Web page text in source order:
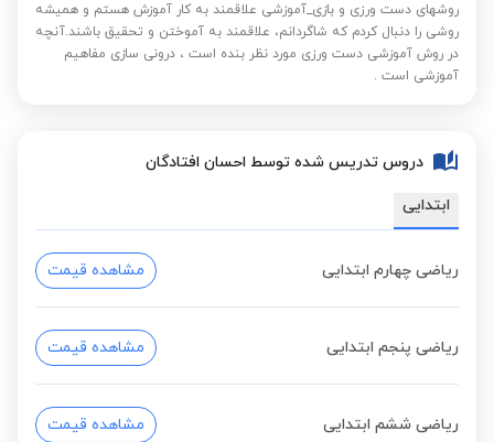
روشهای دست ورزی و بازی_آموزشی علاقمند به کار آموزش هستم و همیشه
روشی را دنبال کردم که شاگردانم، علاقمند به آموختن و تحقیق باشند.آنچه
در روش آموزشی دست ورزی مورد نظر بنده است ، درونی سازی مفاهیم
آموزشی است .
دروس تدریس شده توسط احسان افتادگان
ابتدایی
ریاضی چهارم ابتدایی مشاهده قیمت
ریاضی پنجم ابتدایی مشاهده قیمت
ریاضی ششم ابتدایی مشاهده قیمت